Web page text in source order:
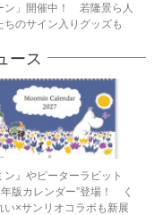
ン」開催中！ 若隆景ら人
ちのサイン入りグッズも
ース
ン』やピーターラビット
版カレンダー”登場！ く
い×サンリオコラボも新展